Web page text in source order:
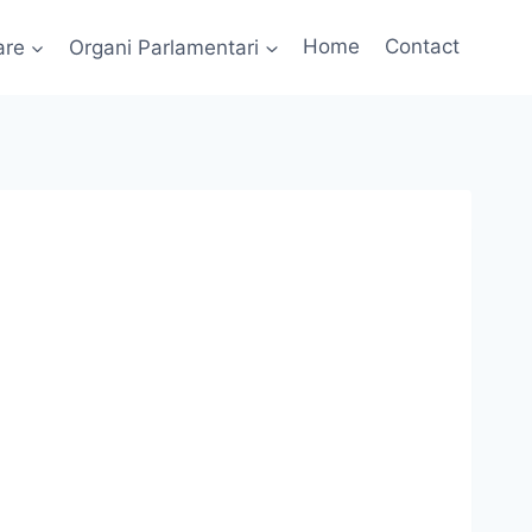
Organi Parlamentari Home Contact